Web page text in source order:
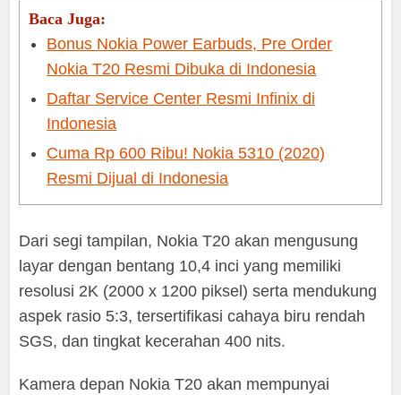
Baca Juga:
Bonus Nokia Power Earbuds, Pre Order
Nokia T20 Resmi Dibuka di Indonesia
Daftar Service Center Resmi Infinix di
Indonesia
Cuma Rp 600 Ribu! Nokia 5310 (2020)
Resmi Dijual di Indonesia
Dari segi tampilan, Nokia T20 akan mengusung
layar dengan bentang 10,4 inci yang memiliki
resolusi 2K (2000 x 1200 piksel) serta mendukung
aspek rasio 5:3, tersertifikasi cahaya biru rendah
SGS, dan tingkat kecerahan 400 nits.
Kamera depan Nokia T20 akan mempunyai